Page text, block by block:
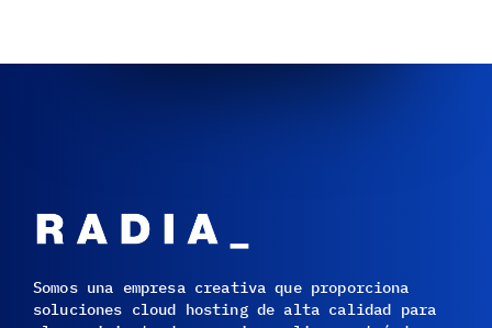
Somos una empresa creativa que proporciona
soluciones cloud hosting de alta calidad para